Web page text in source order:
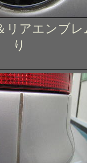
リアエンブレ
り